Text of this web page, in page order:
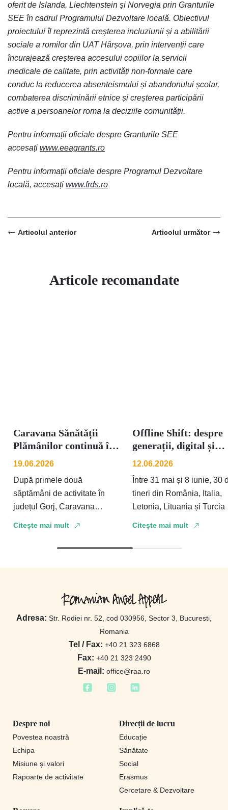
oferit de Islanda, Liechtenstein și Norvegia prin Granturile
SEE în cadrul Programului Dezvoltare locală. Obiectivul
proiectului îl reprezintă creșterea incluziunii și a abilitării
sociale a romilor din UAT Hârșova, prin intervenții care
încurajează creșterea accesului copiilor la servicii
medicale de calitate, prin activități non-formale care
conduc la reducerea absenteismului și abandonului școlar,
combaterea discriminării etnice și creșterea participării
active a persoanelor roma la deciziile comunității.
Pentru informații oficiale despre Granturile SEE
accesați www.eeagrants.ro
Pentru informații oficiale despre Programul Dezvoltare
locală, accesați www.frds.ro
Articolul anterior Articolul următor
Articole recomandate
Caravana Sănătății
Plămânilor continuă în
județul Gorj: screening
19.06.2026
După primele două
săptămâni de activitate în
județul Gorj, Caravana
screening pulmonar mai
Citește mai mult
Offline Shift: despre
generații, digital și
lucrurile care încă se
12.06.2026
Între 31 mai și 8 iunie, 30
tineri din România, Italia,
Letonia, Lituania și Turcia
Citește mai mult
Adresa: Str. Rodiei nr. 52, cod 030956, Sector 3, Bucuresti,
Romania
Tel / Fax: +40 21 323 6868
Fax: +40 21 323 2490
E-mail: office@raa.ro
Despre noi
Povestea noastră
Echipa
Misiune și valori
Rapoarte de activitate
Direcții de lucru
Educație
Sănătate
Social
Erasmus
Cercetare & Dezvoltare